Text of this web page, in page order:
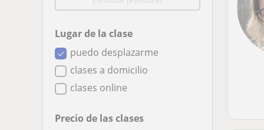
Lugar de la clase
puedo desplazarme
clases a domicilio
clases online
Precio de las clases